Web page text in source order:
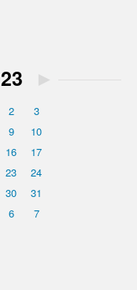
►
2
3
9
10
16
17
23
24
30
31
6 7